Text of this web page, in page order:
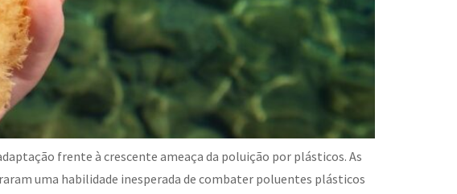
frente à crescente ameaça da poluição por plásticos. As
uma habilidade inesperada de combater poluentes plásticos